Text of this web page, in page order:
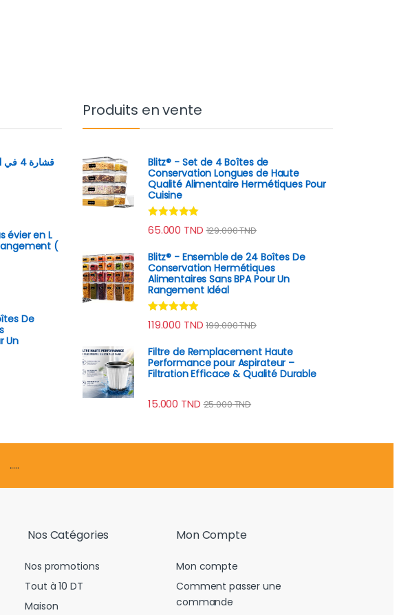
évier en L
(
De
Un
Produits en vente
Blitz® - Set de 4 Boîtes de
Conservation Longues de Haute
Qualité Alimentaire Hermétiques Pour
Cuisine
Note4.90
sur 5
65.000 TND 129.000TND
Blitz® - Ensemble de 24 Boîtes De
Conservation Hermétiques
Alimentaires Sans BPA Pour Un
Rangement Idéal
Note4.74
sur 5
119.000 TND 199.000TND
Filtre de Remplacement Haute
Performance pour Aspirateur –
Filtration Efficace & Qualité Durable
15.000 TND 25.000TND
.....
Nos Catégories
Nos promotions
Tout à 10 DT
Maison
Mon Compte
Mon compte
Comment passer une
commande